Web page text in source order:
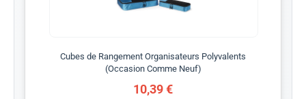
Cubes de Rangement Organisateurs Polyvalents
(Occasion Comme Neuf)
10,39 €